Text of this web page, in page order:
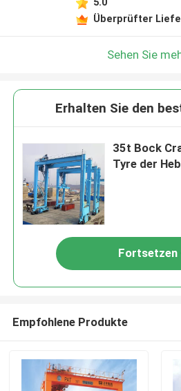
Überprüfter
Sehen Sie
Erhalten Sie den
35t Bock
Tyre der
Fortsetzen
Empfohlene Produkte